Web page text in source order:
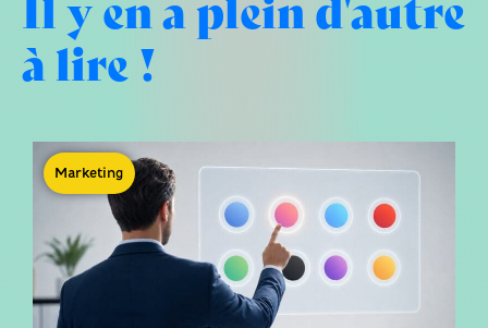
à lire !
Marketing